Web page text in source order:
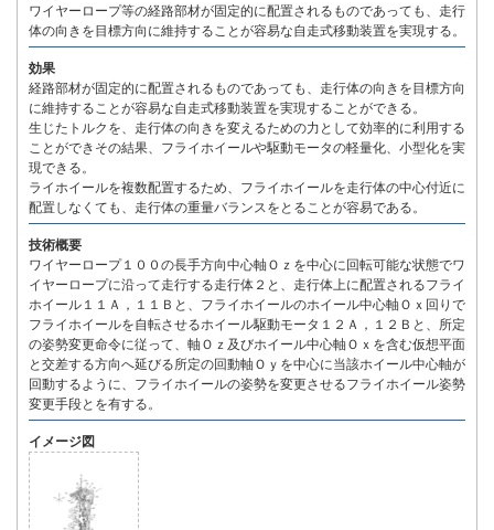
ワイヤーロープ等の経路部材が固定的に配置されるものであっても、走行
体の向きを目標方向に維持することが容易な自走式移動装置を実現する。
効果
経路部材が固定的に配置されるものであっても、走行体の向きを目標方向
に維持することが容易な自走式移動装置を実現することができる。
生じたトルクを、走行体の向きを変えるための力として効率的に利用する
ことができその結果、フライホイールや駆動モータの軽量化、小型化を実
現できる。
ライホイールを複数配置するため、フライホイールを走行体の中心付近に
配置しなくても、走行体の重量バランスをとることが容易である。
技術概要
ワイヤーロープ１００の長手方向中心軸Ｏｚを中心に回転可能な状態でワ
イヤーロープに沿って走行する走行体２と、走行体上に配置されるフライ
ホイール１１Ａ，１１Ｂと、フライホイールのホイール中心軸Ｏｘ回りで
フライホイールを自転させるホイール駆動モータ１２Ａ，１２Ｂと、所定
の姿勢変更命令に従って、軸Ｏｚ及びホイール中心軸Ｏｘを含む仮想平面
と交差する方向へ延びる所定の回動軸Ｏｙを中心に当該ホイール中心軸が
回動するように、フライホイールの姿勢を変更させるフライホイール姿勢
変更手段とを有する。
イメージ図